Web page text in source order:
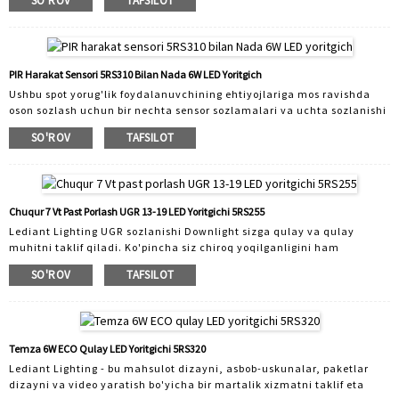
ishlab chiqaruvchisi hisoblanadi. 30 ta ilmiy-tadqiqot xodimlari bilan
mos keladigan yorug'lik chiroqlarini loyihalashtiramiz va ishlab
chiqaramiz. Mahsulot assortimenti mahalliy yoritgichlar, tijorat
yoritgichlari va aqlli yoritgichlarni o'z ichiga oladi. Lediant
ochilgan mahsulot bo'lib, o'ziga xos innovatsiyalarga ega ...
PIR Harakat Sensori 5RS310 Bilan Nada 6W LED Yoritgich
Ushbu spot yorug'lik foydalanuvchining ehtiyojlariga mos ravishda
oson sozlash uchun bir nechta sensor sozlamalari va uchta sozlanishi
rang harorati variantlarini taklif etadi. U harakatni sezganida
avtomatik ravishda chiroqlarni yoqishi va hech qanday harakat
qo'llarsiz almashtirish qulayligi sensorlarni o'rnatish uchun ajoyib
sababdir. O'rnatishning qulayligi sensorlarni yangi qurilish va
almashtirish ilovalari uchun tejamkor yechimga aylantiradi. Tez-tez
SO'ROV TAFSILOT
Chuqur 7 Vt Past Porlash UGR 13-19 LED Yoritgichi 5RS255
Lediant Lighting UGR sozlanishi Downlight sizga qulay va qulay
muhitni taklif qiladi. Ko'pincha siz chiroq yoqilganligini ham
sezmaysiz, u atmosferani imkon qadar qulay va yoqimli qiladi. Ajoyib
UGRdan tashqari, u estetik dizaynga ega, IP65 sirt suviga chidamli va
moduli ko'plab almashtiriladigan ramkalarga ega. 3 xil rang harorati
orasida sozlanishi: 2700K, 3000K, 4000K transport xarajatlarini
kamaytirishi va ...
SO'ROV TAFSILOT
Temza 6W ECO Qulay LED Yoritgichi 5RS320
Lediant Lighting - bu mahsulot dizayni, asbob-uskunalar, paketlar
dizayni va video yaratish bo'yicha bir martalik xizmatni taklif eta